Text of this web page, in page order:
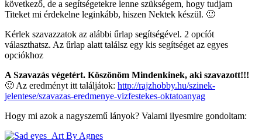
következő, de a segítségetekre lenne szükségem, hogy tudjam
Titeket mi érdekelne leginkább, hiszen Nektek készül. 🙂
Kérlek szavazzatok az alábbi űrlap segítségével. 2 opcíót
választhatsz. Az űrlap alatt találsz egy kis segítséget az egyes
opciókhoz
A Szavazás végetért. Köszönöm Mindenkinek, aki szavazott!!!
🙂 Az eredményt itt találjátok: http://rajzhobby.hu/szinek-
jelentese/szavazas-eredmenye-vizfestekes-oktatoanyag
Hogy mi azok a nagyszemű lányok? Valami ilyesmire gondoltam: